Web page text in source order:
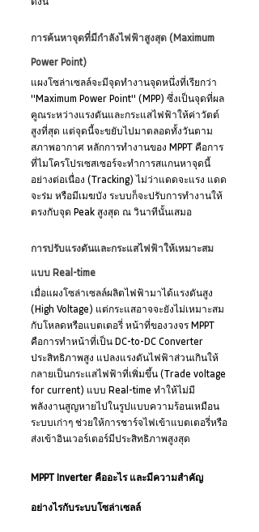
ดังนี้
การค้นหาจุดที่มีกำลังไฟฟ้าสูงสุด (Maximum
Power Point)
แผงโซล่าเซลล์จะมีจุดทำงานจุดหนึ่งที่เรียกว่า
"Maximum Power Point" (MPP) ซึ่งเป็นจุดที่ผล
คูณระหว่างแรงดันและกระแสไฟฟ้าให้ค่าวัตต์
สูงที่สุด แต่จุดนี้จะขยับไปมาตลอดทั้งวันตาม
สภาพอากาศ หลักการทำงานของ MPPT คือการ
ที่ไมโครโปรเซสเซอร์จะทำการสแกนหาจุดนี้
อย่างต่อเนื่อง (Tracking) ไม่ว่าแดดจะแรง แดด
จะร่ม หรือมีเมฆบัง ระบบก็จะปรับการทำงานให้
ตรงกับจุด Peak สูงสุด ณ วินาทีนั้นเสมอ
การปรับแรงดันและกระแสไฟฟ้าให้เหมาะสม
แบบ Real-time
เมื่อแผงโซล่าเซลล์ผลิตไฟฟ้ามาได้แรงดันสูง
(High Voltage) แต่กระแสอาจจะยังไม่เหมาะสม
กับโหลดหรือแบตเตอรี่ หน้าที่ของวงจร MPPT
คือการทำหน้าที่เป็น DC-to-DC Converter
ประสิทธิภาพสูง แปลงแรงดันไฟฟ้าส่วนเกินให้
กลายเป็นกระแสไฟฟ้าที่เพิ่มขึ้น (Trade voltage
for current) แบบ Real-time ทำให้ไม่มี
พลังงานสูญหายไปในรูปแบบความร้อนเหมือน
ระบบเก่าๆ ช่วยให้การชาร์จไฟเข้าแบตเตอรี่หรือ
ส่งเข้าอินเวอร์เตอร์มีประสิทธิภาพสูงสุด
MPPT Inverter คืออะไร และมีความสำคัญ
อย่างไรกับระบบโซล่าเซลล์